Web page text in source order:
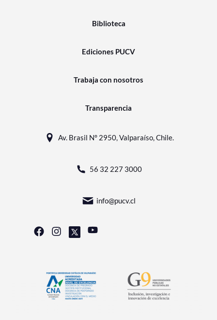
Biblioteca
Ediciones PUCV
Trabaja con nosotros
Transparencia
Av. Brasil N° 2950, Valparaíso, Chile.
56 32 227 3000
info@pucv.cl